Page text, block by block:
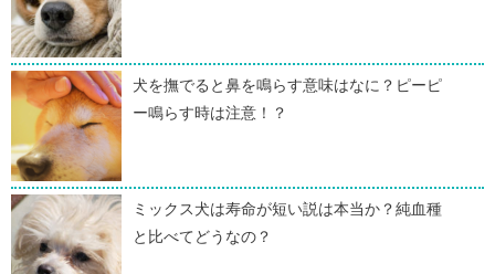
犬を撫でると鼻を鳴らす意味はなに？ピーピ
ー鳴らす時は注意！？
ミックス犬は寿命が短い説は本当か？純血種
と比べてどうなの？